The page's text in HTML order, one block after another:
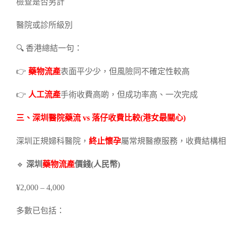
檢查是否另計
醫院或診所級別
🔍 香港總結一句：
👉 藥物流產表面平少少，但風險同不確定性較高
👉 人工流產手術收費高啲，但成功率高、一次完成
三、深圳醫院藥流 vs 落仔收費比較(港女最關心)
深圳正規婦科醫院， 終止懷孕屬常規醫療服務，收費結構
🔹 深圳 藥物流產價錢(人民幣)
¥2,000 – 4,000
多數已包括：